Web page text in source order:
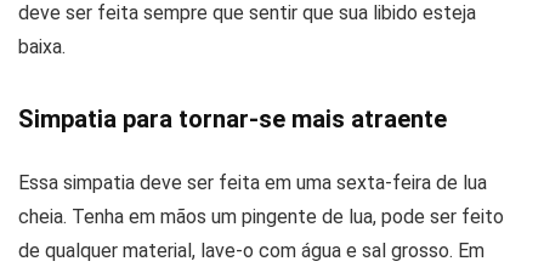
deve ser feita sempre que sentir que sua libido esteja
baixa.
Simpatia para tornar-se mais atraente
Essa simpatia deve ser feita em uma sexta-feira de lua
cheia. Tenha em mãos um pingente de lua, pode ser feito
de qualquer material, lave-o com água e sal grosso. Em